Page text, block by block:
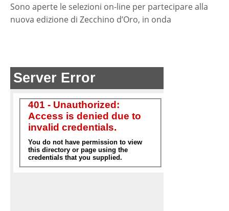
Sono aperte le selezioni on-line per partecipare alla
nuova edizione di Zecchino d’Oro, in onda